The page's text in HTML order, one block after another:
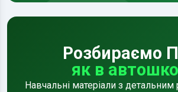
Розбираємо
як в
Навчальні матеріали з